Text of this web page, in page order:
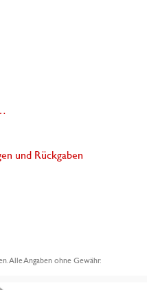
und Rückgaben
Alle Angaben ohne Gewähr.